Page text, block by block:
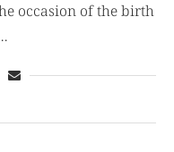
occasion of the birth